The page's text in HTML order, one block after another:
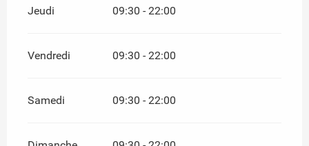
Jeudi 09:30 - 22:00
Vendredi 09:30 - 22:00
Samedi 09:30 - 22:00